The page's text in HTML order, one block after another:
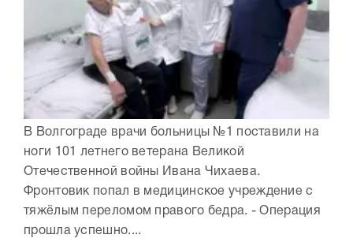
В Волгограде врачи больницы №1 поставили на
ноги 101 летнего ветерана Великой
Отечественной войны Ивана Чихаева.
Фронтовик попал в медицинское учреждение с
тяжёлым переломом правого бедра. - Операция
прошла успешно....